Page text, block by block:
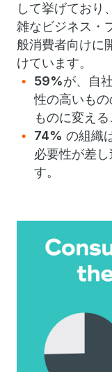
して挙げており
雑なビジネス・
般消費者向けに
けています。
59%が、自
性の高いも
ものに変え
74% の組織
必要性が差
す。